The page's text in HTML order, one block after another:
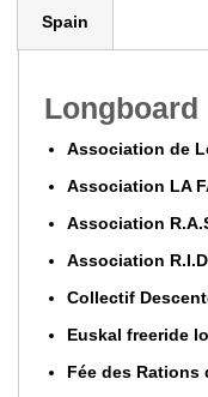
Spain
Longboard
Association de
Association LA
Association
Association
Collectif
Euskal freeride
Fée des Rations